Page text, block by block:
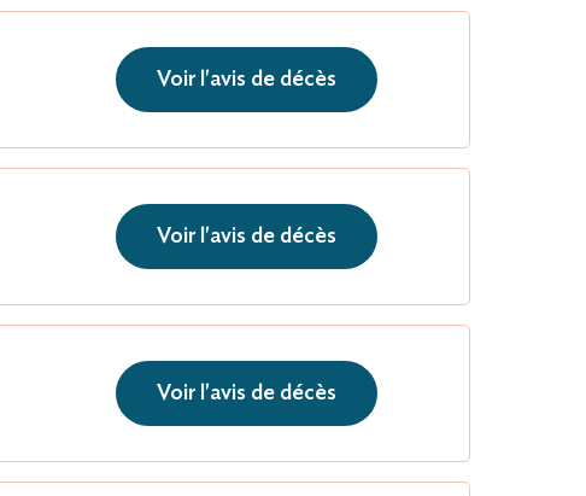
Voir l'avis de décès
Voir l'avis de décès
Voir l'avis de décès